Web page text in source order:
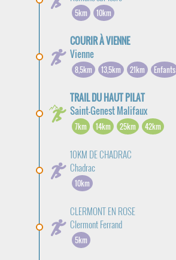
5km 10km
COURIR À VIENNE
Vienne
8,5km 13,5km 21km Enfants
TRAIL DU HAUT PILAT
Saint-Genest Malifaux
7km 14km 25km 42km
10KM DE CHADRAC
Chadrac
10km
CLERMONT EN ROSE
Clermont Ferrand
5km